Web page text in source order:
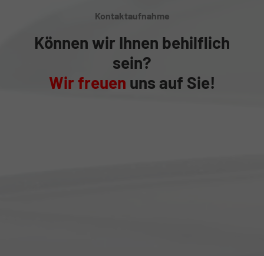
Kontaktaufnahme
Können wir Ihnen behilflich
sein?
Wir freuen uns auf Sie!